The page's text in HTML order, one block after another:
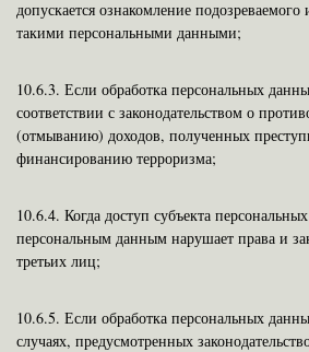
допускается ознакомление
такими персональными данными;
10.6.3. Если обработка персональных
соответствии с законодательством о
(отмыванию) доходов, полученных
финансированию терроризма;
10.6.4. Когда доступ субъекта
персональным данным нарушает права и
третьих лиц;
10.6.5. Если обработка персональных
случаях, предусмотренных